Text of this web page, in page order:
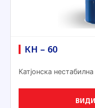
КН – 60
Катјонска